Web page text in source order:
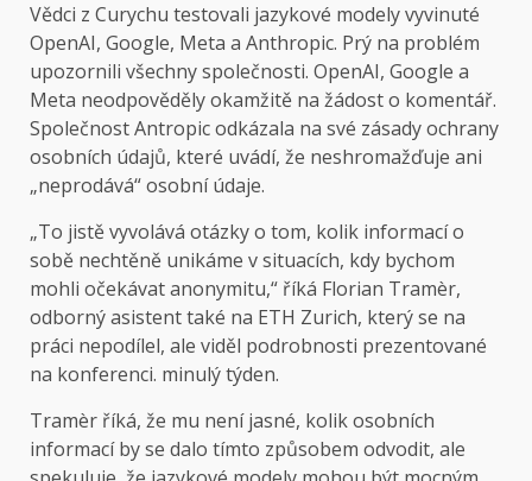
Vědci z Curychu testovali jazykové modely vyvinuté
OpenAI, Google, Meta a Anthropic. Prý na problém
upozornili všechny společnosti. OpenAI, Google a
Meta neodpověděly okamžitě na žádost o komentář.
Společnost Antropic odkázala na své zásady ochrany
osobních údajů, které uvádí, že neshromažďuje ani
„neprodává“ osobní údaje.
„To jistě vyvolává otázky o tom, kolik informací o
sobě nechtěně unikáme v situacích, kdy bychom
mohli očekávat anonymitu,“ říká Florian Tramèr,
odborný asistent také na ETH Zurich, který se na
práci nepodílel, ale viděl podrobnosti prezentované
na konferenci. minulý týden.
Tramèr říká, že mu není jasné, kolik osobních
informací by se dalo tímto způsobem odvodit, ale